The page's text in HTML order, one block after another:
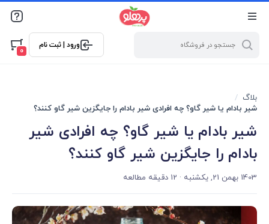
@media screen and (max-width: 500px) { .w-ch{bottom: 125px
!important; left:5px !important;} }
ورود | ثبت نام
0
بلاگ
شیر بادام یا شیر گاو؟ چه افرادی شیر بادام را جایگزین شیر گاو کنند؟
شیر بادام یا شیر گاو؟ چه افرادی شیر
بادام را جایگزین شیر گاو کنند؟
1403 بهمن 21, یکشنبه · 12 دقیقه مطالعه